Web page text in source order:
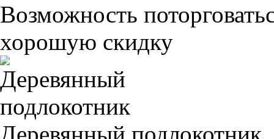
Возможность
хорошую скидку
Деревянный подлокотник